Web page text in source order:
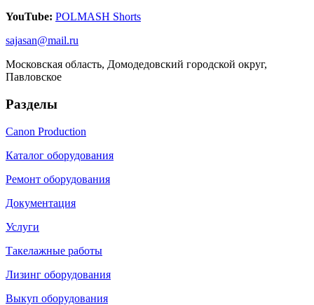
YouTube: POLMASH Shorts
sajasan@mail.ru
Московская область, Домодедовский городской округ,
Павловское
Разделы
Canon Production
Каталог оборудования
Ремонт оборудования
Документация
Услуги
Такелажные работы
Лизинг оборудования
Выкуп оборудования